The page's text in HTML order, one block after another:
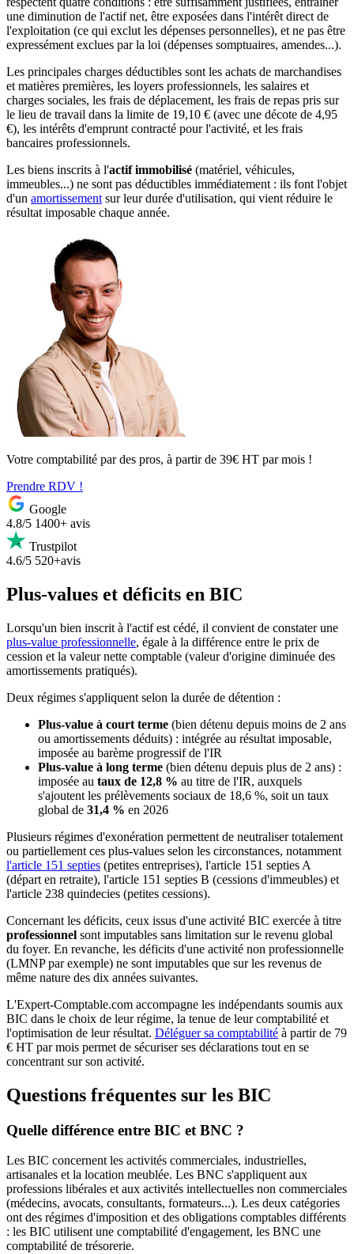
une diminution de l'actif net, être exposées dans l'intérêt direct de
l'exploitation (ce qui exclut les dépenses personnelles), et ne pas être
expressément exclues par la loi (dépenses somptuaires, amendes...).
Les principales charges déductibles sont les achats de marchandises
et matières premières, les loyers professionnels, les salaires et
charges sociales, les frais de déplacement, les frais de repas pris sur
le lieu de travail dans la limite de 19,10 € (avec une décote de 4,95
€), les intérêts d'emprunt contracté pour l'activité, et les frais
bancaires professionnels.
Les biens inscrits à l'actif immobilisé (matériel, véhicules,
immeubles...) ne sont pas déductibles immédiatement : ils font l'objet
d'un amortissement sur leur durée d'utilisation, qui vient réduire le
résultat imposable chaque année.
Votre comptabilité par des pros, à partir de 39€ HT par mois !
Prendre RDV !
Google
4.8/5 1400+ avis
Trustpilot
4.6/5 520+avis
Plus-values et déficits en BIC
Lorsqu'un bien inscrit à l'actif est cédé, il convient de constater une
plus-value professionnelle, égale à la différence entre le prix de
cession et la valeur nette comptable (valeur d'origine diminuée des
amortissements pratiqués).
Deux régimes s'appliquent selon la durée de détention :
Plus-value à court terme (bien détenu depuis moins de 2 ans
ou amortissements déduits) : intégrée au résultat imposable,
imposée au barème progressif de l'IR
Plus-value à long terme (bien détenu depuis plus de 2 ans) :
imposée au taux de 12,8 % au titre de l'IR, auxquels
s'ajoutent les prélèvements sociaux de 18,6 %, soit un taux
global de 31,4 % en 2026
Plusieurs régimes d'exonération permettent de neutraliser totalement
ou partiellement ces plus-values selon les circonstances, notamment
l'article 151 septies (petites entreprises), l'article 151 septies A
(départ en retraite), l'article 151 septies B (cessions d'immeubles) et
l'article 238 quindecies (petites cessions).
Concernant les déficits, ceux issus d'une activité BIC exercée à titre
professionnel sont imputables sans limitation sur le revenu global
du foyer. En revanche, les déficits d'une activité non professionnelle
(LMNP par exemple) ne sont imputables que sur les revenus de
même nature des dix années suivantes.
L'Expert-Comptable.com accompagne les indépendants soumis aux
BIC dans le choix de leur régime, la tenue de leur comptabilité et
l'optimisation de leur résultat. Déléguer sa comptabilité à partir de 79
€ HT par mois permet de sécuriser ses déclarations tout en se
concentrant sur son activité.
Questions fréquentes sur les BIC
Quelle différence entre BIC et BNC ?
Les BIC concernent les activités commerciales, industrielles,
artisanales et la location meublée. Les BNC s'appliquent aux
professions libérales et aux activités intellectuelles non commerciales
(médecins, avocats, consultants, formateurs...). Les deux catégories
ont des régimes d'imposition et des obligations comptables différents
: les BIC utilisent une comptabilité d'engagement, les BNC une
comptabilité de trésorerie.